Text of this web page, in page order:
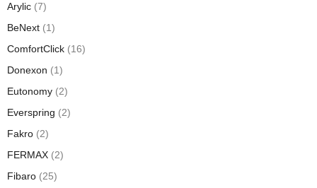
Arylic (7)
BeNext (1)
ComfortClick (16)
Donexon (1)
Eutonomy (2)
Everspring (2)
Fakro (2)
FERMAX (2)
Fibaro (25)